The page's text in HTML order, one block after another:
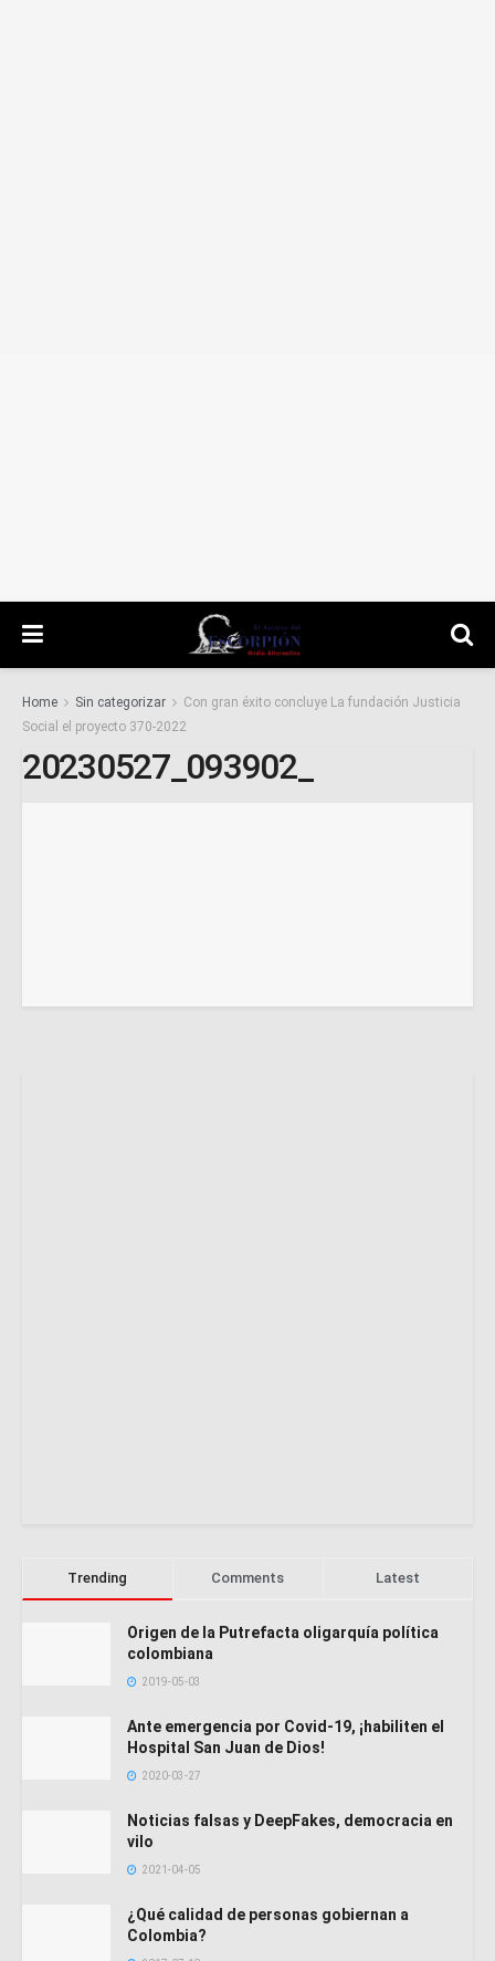
Home Sin categorizar
Con gran éxito concluye La fundación Justicia
Social el proyecto 370-2022
20230527_093902_
Trending Comments Latest
Origen de la Putrefacta oligarquía política
colombiana
2019-05-03
Ante emergencia por Covid-19, ¡habiliten el
Hospital San Juan de Dios!
2020-03-27
Noticias falsas y DeepFakes, democracia en
vilo
2021-04-05
¿Qué calidad de personas gobiernan a
Colombia?